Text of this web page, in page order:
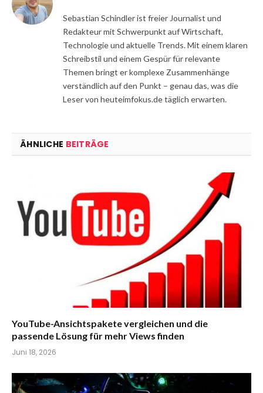
Sebastian Schindler ist freier Journalist und
Redakteur mit Schwerpunkt auf Wirtschaft,
Technologie und aktuelle Trends. Mit einem klaren
Schreibstil und einem Gespür für relevante
Themen bringt er komplexe Zusammenhänge
verständlich auf den Punkt – genau das, was die
Leser von heuteimfokus.de täglich erwarten.
ÄHNLICHE BEITRÄGE
YouTube-Ansichtspakete vergleichen und die
passende Lösung für mehr Views finden
Juni 18, 2026